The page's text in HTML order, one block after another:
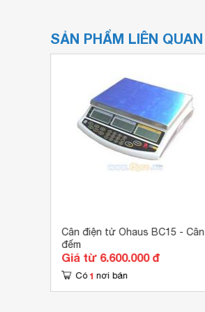
SẢN PHẨM LIÊN QUAN
Cân điện tử Ohaus BC15 - Cân
đếm
Giá từ 6.600.000 đ
Có 1 nơi bán